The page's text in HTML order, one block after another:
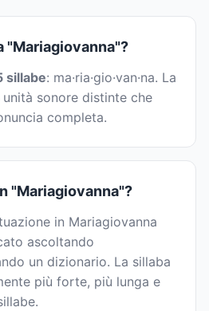
"Mariagiovanna"?
sillabe: ma·ria·gio·van·na. La
sonore distinte che
completa.
"Mariagiovanna"?
in Mariagiovanna
ascoltando
un dizionario. La sillaba
più forte, più lunga e